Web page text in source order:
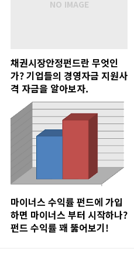
채권시장안정펀드란 무엇인
가? 기업들의 경영자금 지원사
격 자금을 알아보자.
마이너스 수익률 펀드에 가입
하면 마이너스 부터 시작하나?
펀드 수익률 꽤 뚫어보기!